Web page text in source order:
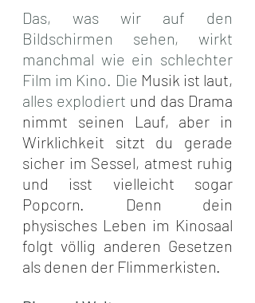
Das, was wir auf den
Bildschirmen sehen, wirkt
manchmal wie ein schlechter
Film im Kino. Die
alles explodiert und das Drama
nimmt seinen Lauf, aber in
Wirklichkeit sitzt du gerade
sicher im Sessel, atmest ruhig
und isst vielleicht sogar
Popcorn. Denn dein
physisches Leben im Kinosaal
folgt völlig anderen Gesetzen
als denen der Flimmerkisten.